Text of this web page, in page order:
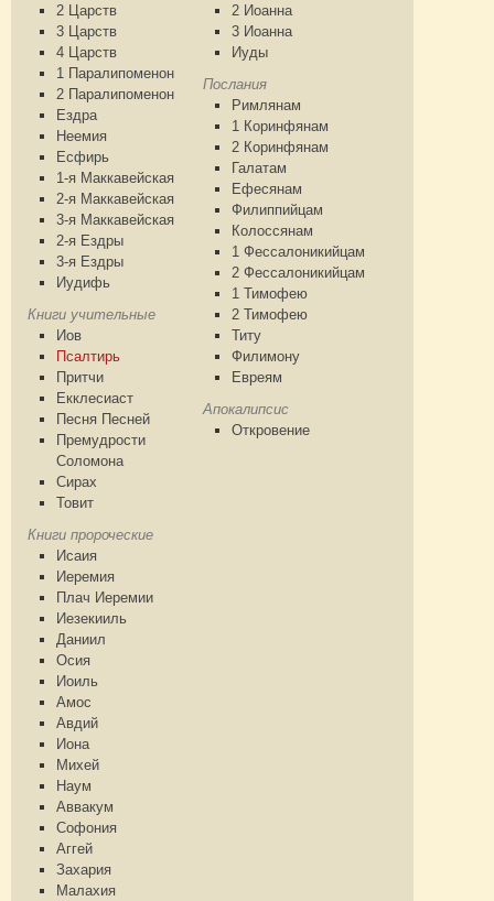
2 Царств
3 Царств
4 Царств
1 Паралипоменон
2 Паралипоменон
Ездра
Неемия
Есфирь
1-я Маккавейская
2-я Маккавейская
3-я Маккавейская
2-я Ездры
3-я Ездры
Иудифь
Книги учительные
Иов
Псалтирь
Притчи
Екклесиаст
Песня Песней
Премудрости
Соломона
Сирах
Товит
Книги пророческие
Исаия
Иеремия
Плач Иеремии
Иезекииль
Даниил
Осия
Иоиль
Амос
Авдий
Иона
Михей
Наум
Аввакум
Софония
Аггей
Захария
Малахия
2 Иоанна
3 Иоанна
Иуды
Послания
Римлянам
1 Коринфянам
2 Коринфянам
Галатам
Ефесянам
Филиппийцам
Колоссянам
1 Фессалоникийцам
2 Фессалоникийцам
1 Тимофею
2 Тимофею
Титу
Филимону
Евреям
Апокалипсис
Откровение